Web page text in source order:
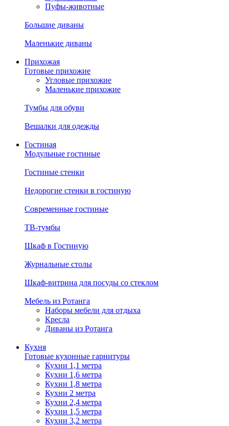
Пуфы-животные
Большие диваны
Маленькие диваны
Прихожая
Готовые прихожие
Угловые прихожие
Маленькие прихожие
Тумбы для обуви
Вешалки для одежды
Гостиная
Модульные гостиные
Гостиные стенки
Недорогие стенки в гостиную
Современные гостиные
ТВ-тумбы
Шкаф в Гостиную
Журнальные столы
Шкаф-витрина для посуды со стеклом
Мебель из Ротанга
Наборы мебели для отдыха
Кресла
Диваны из Ротанга
Кухня
Готовые кухонные гарнитуры
Кухни 1,1 метра
Кухни 1,6 метра
Кухни 1,8 метра
Кухни 2 метра
Кухни 2,4 метра
Кухни 1,5 метра
Кухни 3,2 метра